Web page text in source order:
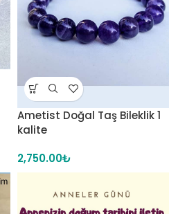
Ametist Doğal Taş Bileklik 1
kalite
2,750.00₺